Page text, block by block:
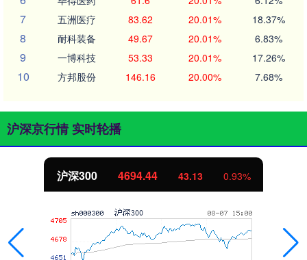
7 五洲医疗 83.62 20.01% 18.37%
8 耐科装备 49.67 20.01% 6.83%
9 一博科技 53.33 20.01% 17.26%
10 方邦股份 146.16 20.00% 7.68%
沪深京行情 实时轮播
沪深300 4694.44 43.13 0.93%